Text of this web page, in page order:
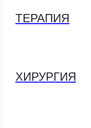
ТЕРАПИЯ
ХИРУРГИЯ